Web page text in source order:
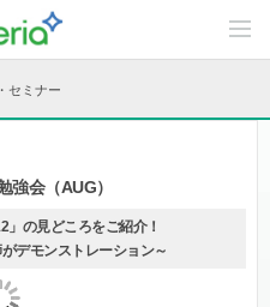
C
n
n
セミナー
強会（AUG）
の見どころをご紹介！
デモンストレーション～